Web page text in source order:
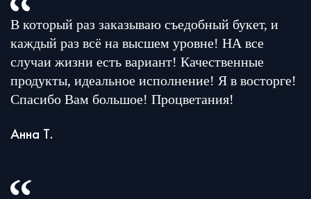
В который раз заказываю съедобный букет, и
каждый раз всё на высшем уровне! НА все
случаи жизни есть вариант! Качественные
продукты, идеальное исполнение! Я в восторге!
Спасибо Вам большое! Процветания!
Анна Т.